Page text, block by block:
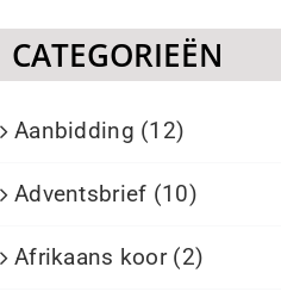
CATEGORIEËN
Aanbidding (12)
Adventsbrief (10)
Afrikaans koor (2)